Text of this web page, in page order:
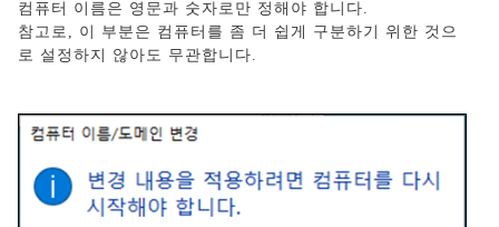
컴퓨터 이름은 영문과 숫자로만 정해야 합니다.
참고로, 이 부분은 컴퓨터를 좀 더 쉽게 구분하기 위한 것으
로 설정하지 않아도 무관합니다.